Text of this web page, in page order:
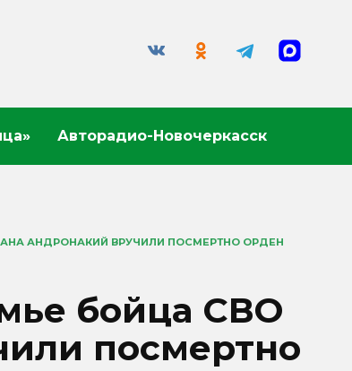
Авторадио-Новочеркасск
АНДРОНАКИЙ ВРУЧИЛИ ПОСМЕРТНО ОРДЕН
бойца СВО
посмертно